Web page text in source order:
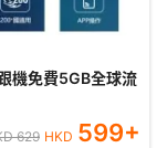
機免費5GB全球流
629 HKD 599+